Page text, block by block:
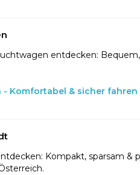
entdecken:
Komfortabel & sicher fahren
Kompakt, sparsam &